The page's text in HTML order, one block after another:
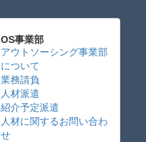
OS事業部
アウトソーシング事業部
について
業務請負
人材派遣
紹介予定派遣
人材に関するお問い合わ
せ